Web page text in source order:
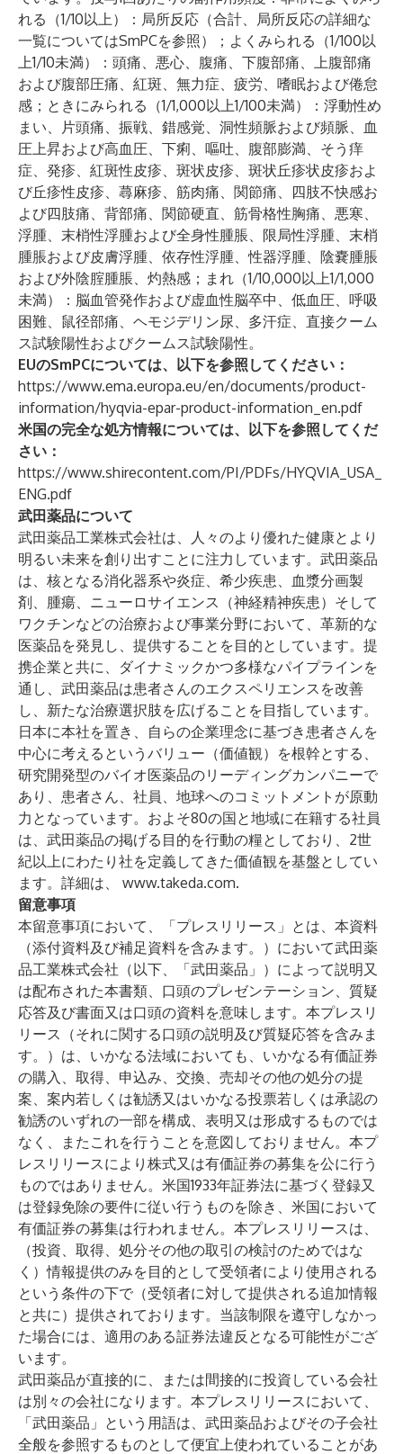
れる（1/10以上）：局所反応（合計、局所反応の詳細な
一覧についてはSmPCを参照）；よくみられる（1/100以
上1/10未満）：頭痛、悪心、腹痛、下腹部痛、上腹部痛
および腹部圧痛、紅斑、無力症、疲労、嗜眠および倦怠
感；ときにみられる（1/1,000以上1/100未満）：浮動性め
まい、片頭痛、振戦、錯感覚、洞性頻脈および頻脈、血
圧上昇および高血圧、下痢、嘔吐、腹部膨満、そう痒
症、発疹、紅斑性皮疹、斑状皮疹、斑状丘疹状皮疹およ
び丘疹性皮疹、蕁麻疹、筋肉痛、関節痛、四肢不快感お
よび四肢痛、背部痛、関節硬直、筋骨格性胸痛、悪寒、
浮腫、末梢性浮腫および全身性腫脹、限局性浮腫、末梢
腫脹および皮膚浮腫、依存性浮腫、性器浮腫、陰嚢腫脹
および外陰腟腫脹、灼熱感；まれ（1/10,000以上1/1,000
未満）：脳血管発作および虚血性脳卒中、低血圧、呼吸
困難、鼠径部痛、ヘモジデリン尿、多汗症、直接クーム
ス試験陽性およびクームス試験陽性。
EUのSmPCについては、以下を参照してください：
https://www.ema.europa.eu/en/documents/product-
information/hyqvia-epar-product-information_en.pdf
米国の完全な処方情報については、以下を参照してくだ
さい：
https://www.shirecontent.com/PI/PDFs/HYQVIA_USA_
ENG.pdf
武田薬品について
武田薬品工業株式会社は、人々のより優れた健康とより
明るい未来を創り出すことに注力しています。武田薬品
は、核となる消化器系や炎症、希少疾患、⾎漿分画製
剤、腫瘍、ニューロサイエンス（神経精神疾患）そして
ワクチンなどの治療および事業分野において、革新的な
医薬品を発見し、提供することを目的としています。提
携企業と共に、ダイナミックかつ多様なパイプラインを
通し、武田薬品は患者さんのエクスペリエンスを改善
し、新たな治療選択肢を広げることを目指しています。
日本に本社を置き、自らの企業理念に基づき患者さんを
中心に考えるというバリュー（価値観）を根幹とする、
研究開発型のバイオ医薬品のリーディングカンパニーで
あり、患者さん、社員、地球へのコミットメントが原動
力となっています。およそ80の国と地域に在籍する社員
は、武田薬品の掲げる目的を行動の糧としており、2世
紀以上にわたり社を定義してきた価値観を基盤としてい
ます。詳細は、 www.takeda.com.
留意事項
本留意事項において、「プレスリリース」とは、本資料
（添付資料及び補足資料を含みます。）において武田薬
品工業株式会社（以下、「武田薬品」）によって説明又
は配布された本書類、口頭のプレゼンテーション、質疑
応答及び書面又は口頭の資料を意味します。本プレスリ
リース（それに関する口頭の説明及び質疑応答を含みま
す。）は、いかなる法域においても、いかなる有価証券
の購入、取得、申込み、交換、売却その他の処分の提
案、案内若しくは勧誘又はいかなる投票若しくは承認の
勧誘のいずれの一部を構成、表明又は形成するものでは
なく、またこれを行うことを意図しておりません。本プ
レスリリースにより株式又は有価証券の募集を公に行う
ものではありません。米国1933年証券法に基づく登録又
は登録免除の要件に従い行うものを除き、米国において
有価証券の募集は行われません。本プレスリリースは、
（投資、取得、処分その他の取引の検討のためではな
く）情報提供のみを目的として受領者により使用される
という条件の下で（受領者に対して提供される追加情報
と共に）提供されております。当該制限を遵守しなかっ
た場合には、適用のある証券法違反となる可能性がござ
います。
武田薬品が直接的に、または間接的に投資している会社
は別々の会社になります。本プレスリリースにおいて、
「武田薬品」という用語は、武田薬品およびその子会社
全般を参照するものとして便宜上使われていることがあ